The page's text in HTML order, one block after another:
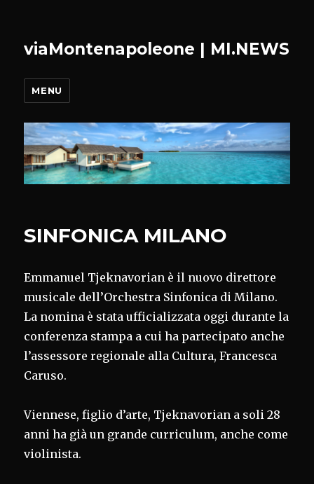
viaMontenapoleone | MI.NEWS
MENU
SINFONICA MILANO
Emmanuel Tjeknavorian è il nuovo direttore
musicale dell’Orchestra Sinfonica di Milano.
La nomina è stata ufficializzata oggi durante la
conferenza stampa a cui ha partecipato anche
l’assessore regionale alla Cultura, Francesca
Caruso.
Viennese, figlio d’arte, Tjeknavorian a soli 28
anni ha già un grande curriculum, anche come
violinista.